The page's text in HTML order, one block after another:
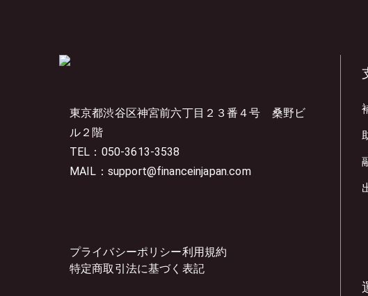
東京都渋谷区神宮前六丁目２３番４号 桑野ビ
ル２階
TEL：050-3613-3538
MAIL：support@financeinjapan.com
プライバシーポリシー利用規約
特定商取引法に基づく表記